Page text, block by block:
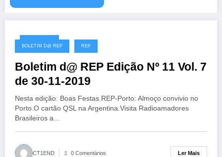
30/11/2019
BOLETIM D@ REP REP
Boletim d@ REP Edição Nº 11 Vol. 7
de 30-11-2019
Nesta edição: Boas Festas.REP-Porto: Almoço convivio no
Porto.O cartão QSL na Argentina.Visita Radioamadores
Brasileiros a…
CT1END 0 Comentários Ler Mais